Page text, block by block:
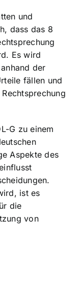
und
dass das 8
Es wird
der
fällen und
G zu einem
Aspekte des
ist es
die
von